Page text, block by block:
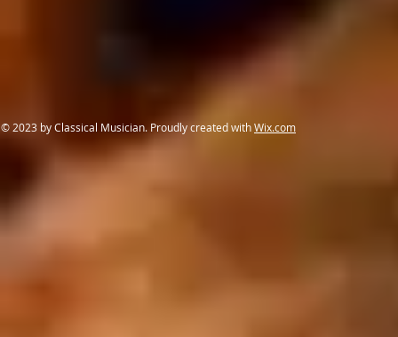
© 2023 by Classical Musician. Proudly created withWix.com